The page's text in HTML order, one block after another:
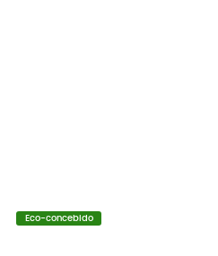
Eco-concebido